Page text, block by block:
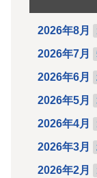
2026年8月
2026年7月
2026年6月
2026年5月
2026年4月
2026年3月
2026年2月